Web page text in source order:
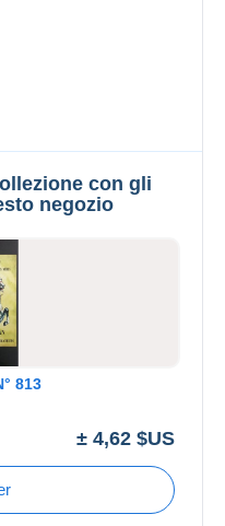
con gli
negozio
813
± 4,62 $US